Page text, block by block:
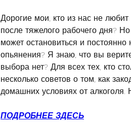
Дорогие мои, кто из нас не
после тяжелого рабочего дня?
может остановиться и постоянно
опьянения? Я знаю, что вы
выбора нет? Для всех тех, кто
несколько советов о том, как
домашних условиях от алкоголя.
ПОДРОБНЕЕ ЗДЕСЬ